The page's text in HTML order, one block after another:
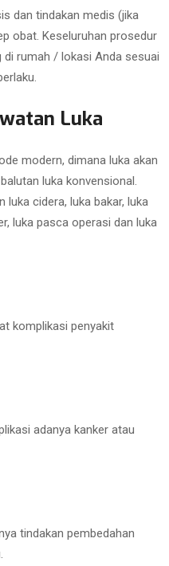
dan tindakan medis (jika
obat. Keseluruhan prosedur
rumah / lokasi Anda sesuai
Luka
modern, dimana luka akan
luka konvensional.
luka cidera, luka bakar, luka
luka pasca operasi dan luka
komplikasi penyakit
adanya kanker atau
tindakan pembedahan